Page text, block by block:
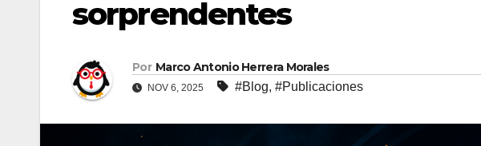
sorprendentes
Por Marco Antonio Herrera Morales
NOV 6, 2025 #Blog, #Publicaciones